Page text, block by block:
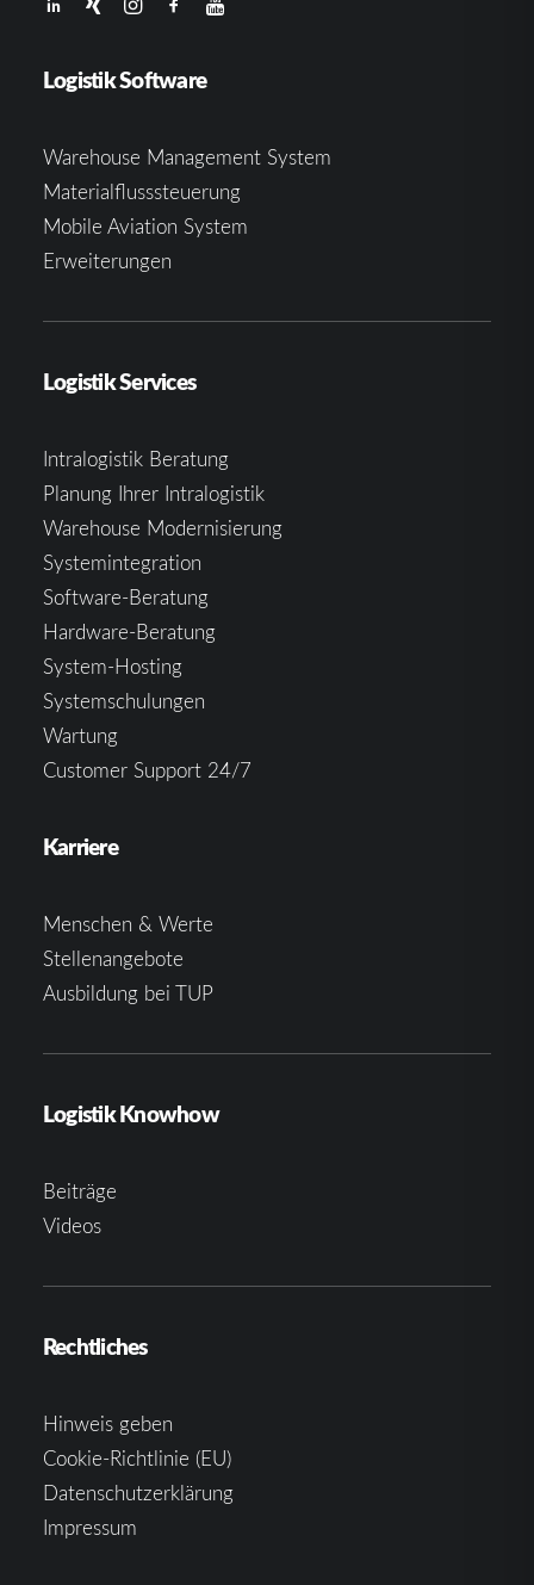
Logistik Software
Warehouse Management System
Materialflusssteuerung
Mobile Aviation System
Erweiterungen
Logistik Services
Intralogistik Beratung
Planung Ihrer Intralogistik
Warehouse Modernisierung
Systemintegration
Software-Beratung
Hardware-Beratung
System-Hosting
Systemschulungen
Wartung
Customer Support 24/7
Karriere
Menschen & Werte
Stellenangebote
Ausbildung bei TUP
Logistik Knowhow
Beiträge
Videos
Rechtliches
Hinweis geben
Cookie-Richtlinie (EU)
Datenschutzerklärung
Impressum